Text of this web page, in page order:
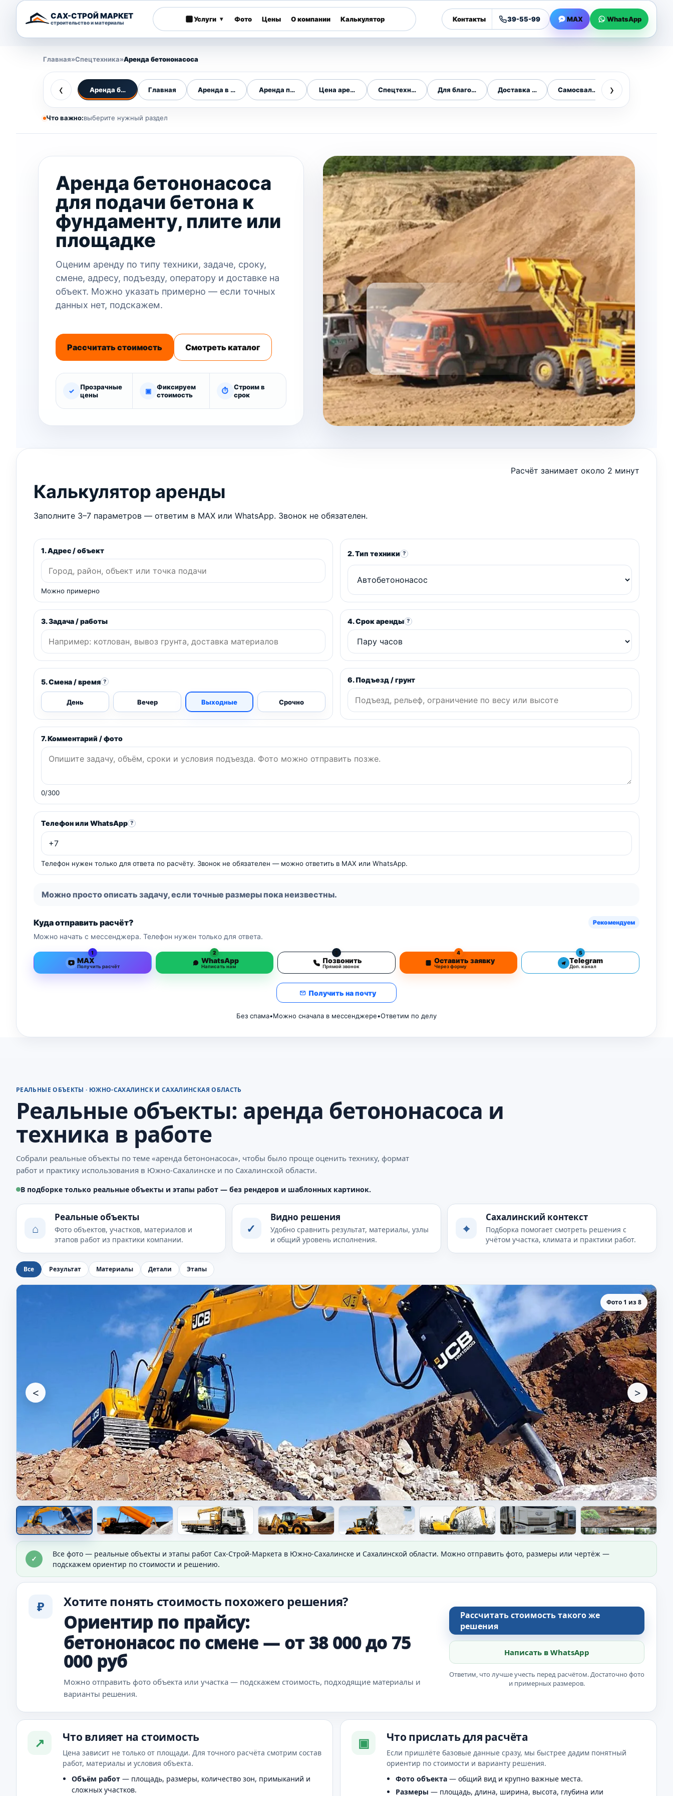
САХ-СТРОЙ МАРКЕТ
строительство и материалы Услуги ▾ Фото Цены О компании Калькулятор Контакты 39-55-99 MAX WhatsApp
Главная»Спецтехника»Аренда бетононасоса
‹ Аренда бетононасоса
Главная Аренда в городе Аренда по областиЦена аренды Спецтехника для Для благоустройстваДоставка техникиСамосвалы Цена
›
Что важно:выберите нужный раздел
Аренда бетононасоса
для подачи бетона к
фундаменту, плите или
площадке
Оценим аренду по типу техники, задаче, сроку,
смене, адресу, подъезду, оператору и доставке на
объект. Можно указать примерно — если точных
данных нет, подскажем.
Рассчитать стоимость Смотреть каталог
✓
Прозрачные
цены
▣
Фиксируем
стоимость
⏱
Строим в
срок
Калькулятор аренды
Заполните 3–7 параметров — ответим в MAX или WhatsApp. Звонок не обязателен.
Расчёт занимает около 2 минут
1. Адрес / объект
Можно примерно
2. Тип техники ?
3. Задача / работы 4. Срок аренды ?
5. Смена / время ?
День Вечер Выходные Срочно
6. Подъезд / грунт
7. Комментарий / фото
0/300
Телефон или WhatsApp ?
Телефон нужен только для ответа по расчёту. Звонок не обязателен — можно ответить в MAX или WhatsApp.
Можно просто описать задачу, если точные размеры пока неизвестны.
Куда отправить расчёт? Рекомендуем
Можно начать с мессенджера. Телефон нужен только для ответа.
1
MAX
Получить расчёт
2
WhatsApp
Написать нам
3
Позвонить
Прямой звонок
4
Оставить заявку
Через форму
5
Telegram
Доп. канал
Получить на почту
Без спама•Можно сначала в мессенджере•Ответим по делу
РЕАЛЬНЫЕ ОБЪЕКТЫ · ЮЖНО-САХАЛИНСК И САХАЛИНСКАЯ ОБЛАСТЬ
Реальные объекты: аренда бетононасоса и
техника в работе
Собрали реальные объекты по теме «аренда бетононасоса», чтобы было проще оценить технику, формат
работ и практику использования в Южно-Сахалинске и по Сахалинской области.
В подборке только реальные объекты и этапы работ — без рендеров и шаблонных картинок.
⌂
Реальные объекты
Фото объектов, участков, материалов и
этапов работ из практики компании.
✓
Видно решения
Удобно сравнить результат, материалы, узлы
и общий уровень исполнения.
⌖
Сахалинский контекст
Подборка помогает смотреть решения с
учётом участка, климата и практики работ.
Все Результат Материалы Детали Этапы
Фото 1 из 8
<
Спецтехника на объекте
Видно технику в условиях реального объекта.
>
✓
Все фото — реальные объекты и этапы работ Сах-Строй-Маркета в Южно-Сахалинске и Сахалинской области. Можно отправить фото, размеры или чертёж —
подскажем ориентир по стоимости и решению.
₽ Хотите понять стоимость похожего решения?
Ориентир по прайсу:
бетононасос по смене — от 38 000 до 75
000 руб
Можно отправить фото объекта или участка — подскажем стоимость, подходящие материалы и
варианты решения.
Рассчитать стоимость такого же
решения
Написать в WhatsApp
Ответим, что лучше учесть перед расчётом. Достаточно фото
и примерных размеров.
↗ Что влияет на стоимость
Цена зависит не только от площади. Для точного расчёта смотрим состав
работ, материалы и условия объекта.
Объём работ — площадь, размеры, количество зон, примыканий и
сложных участков.
▣ Что прислать для расчёта
Если пришлёте базовые данные сразу, мы быстрее дадим понятный
ориентир по стоимости и варианту решения.
Фото объекта — общий вид и крупно важные места.
Размеры — площадь, длина, ширина, высота, глубина или